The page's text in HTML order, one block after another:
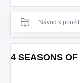
Návod k
4 SEASONS